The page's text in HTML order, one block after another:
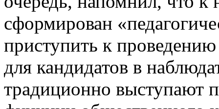
сформирован
приступить к
для кандидатов в
традиционно выступают